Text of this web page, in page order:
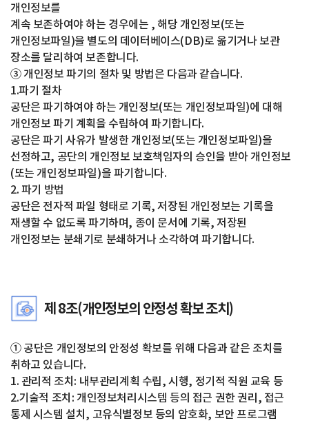
개인정보를
계속 보존하여야 하는 경우에는 , 해당 개인정보(또는
개인정보파일)을 별도의 데이터베이스(DB)로 옮기거나 보관
장소를 달리하여 보존합니다.
③ 개인정보 파기의 절차 및 방법은 다음과 같습니다.
1.파기 절차
공단은 파기하여야 하는 개인정보(또는 개인정보파일)에 대해
개인정보 파기 계획을 수립하여 파기합니다.
공단은 파기 사유가 발생한 개인정보(또는 개인정보파일)을
선정하고, 공단의 개인정보 보호책임자의 승인을 받아 개인정보
(또는 개인정보파일)을 파기합니다.
2. 파기 방법
공단은 전자적 파일 형태로 기록, 저장된 개인정보는 기록을
재생할 수 없도록 파기하며, 종이 문서에 기록, 저장된
개인정보는 분쇄기로 분쇄하거나 소각하여 파기합니다.
제 8조(개인정보의 안정성 확보 조치)
① 공단은 개인정보의 안정성 확보를 위해 다음과 같은 조치를
취하고 있습니다.
1. 관리적 조치: 내부관리계획 수립, 시행, 정기적 직원 교육 등
2.기술적 조치: 개인정보처리시스템 등의 접근 권한 권리, 접근
통제 시스템 설치, 고유식별정보 등의 암호화, 보안 프로그램